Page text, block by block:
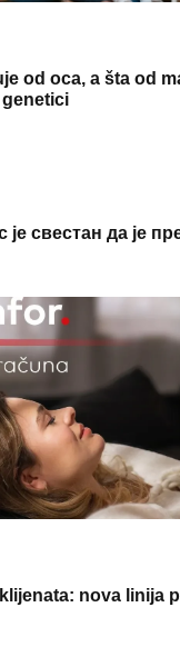
od oca, a šta od
свестан да је
nova linija